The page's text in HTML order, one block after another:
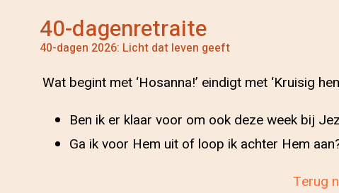
40-dagenretraite
40-dagen 2026: Licht dat leven geeft
Wat begint met ‘Hosanna!’ eindigt met ‘Kruisig
Ben ik er klaar voor om ook deze week bij
Ga ik voor Hem uit of loop ik achter Hem
Terug